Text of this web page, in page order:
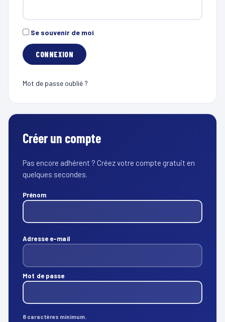
Se souvenir de moi
Mot de passe oublié ?
Créer un compte
Pas encore adhérent ? Créez votre compte gratuit en
quelques secondes.
Prénom
Adresse e-mail
Mot de passe
8 caractères minimum.